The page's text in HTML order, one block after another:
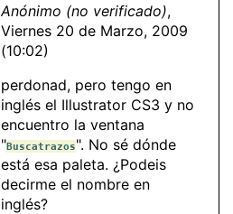
Anónimo (no verificado),
Viernes 20 de Marzo, 2009
(10:02)
perdonad, pero tengo en
inglés el Illustrator CS3 y no
encuentro la ventana
"Buscatrazos". No sé dónde
está esa paleta. ¿Podeis
decirme el nombre en
inglés?